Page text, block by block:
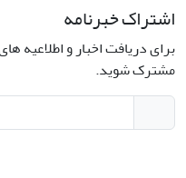
اشتراک خبرنامه
برای دریافت اخبار و اطلاعیه
مشترک شوید.